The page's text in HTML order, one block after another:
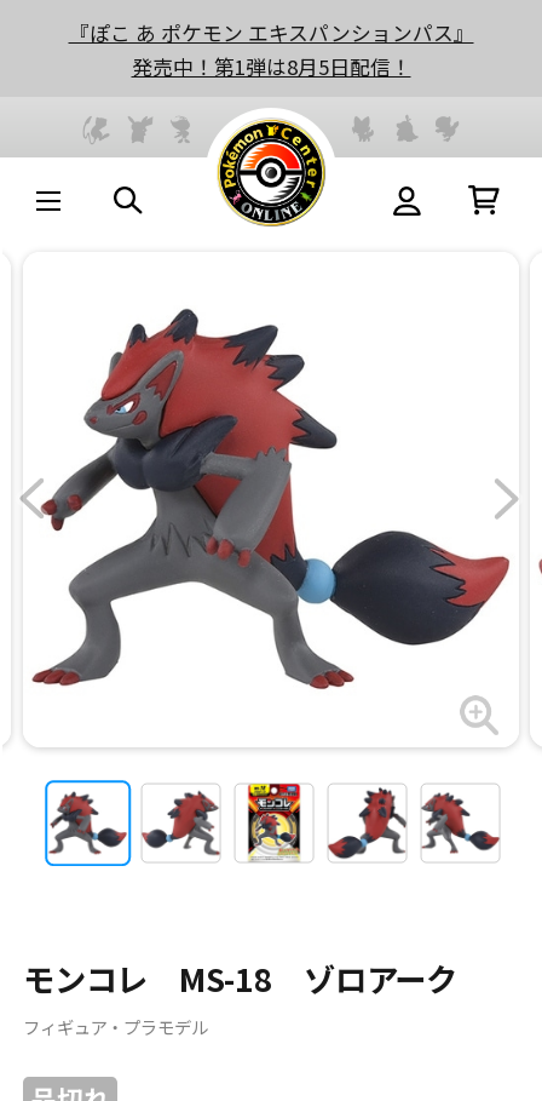
『ぽこ あ ポケモン エキスパンションパス』
発売中！第1弾は8月5日配信！
モンコレ MS-18 ゾロアーク
フィギュア・プラモデル